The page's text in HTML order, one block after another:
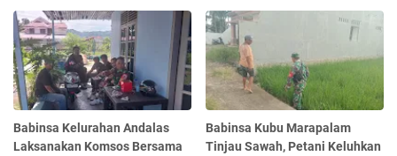
Babinsa Kelurahan Andalas
Laksanakan Komsos Bersama
Babinsa Kubu Marapalam
Tinjau Sawah, Petani Keluhkan